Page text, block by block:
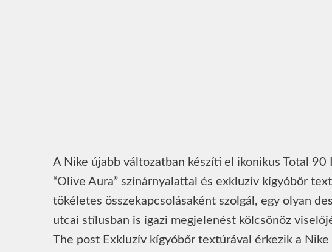
A Nike újabb változatban készíti el ikonikus Total
“Olive Aura” színárnyalattal és exkluzív kígyóbőr
tökéletes összekapcsolásaként szolgál, egy olyan
utcai stílusban is igazi megjelenést kölcsönöz
The post Exkluzív kígyóbőr textúrával érkezik a